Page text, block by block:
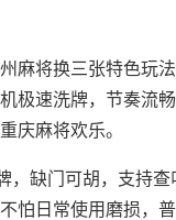
麻将换三张特色玩
极速洗牌，节奏流
庆麻将欢乐。
缺门可胡，支持
怕日常使用磨损，